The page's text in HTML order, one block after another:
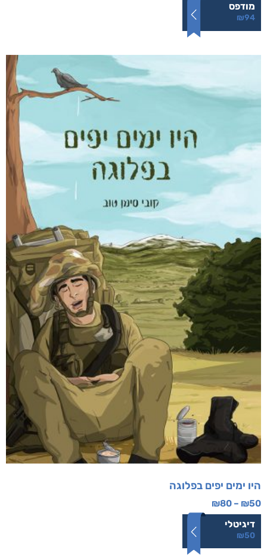
מודפס
₪94
היו ימים יפים בפלוגה
₪50
–
₪80
דיגיטלי
₪50